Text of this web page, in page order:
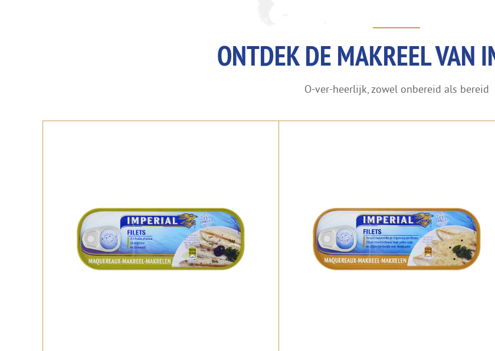
ONTDEK DE MAKREEL VAN
O-ver-heerlijk, zowel onbereid als bereid